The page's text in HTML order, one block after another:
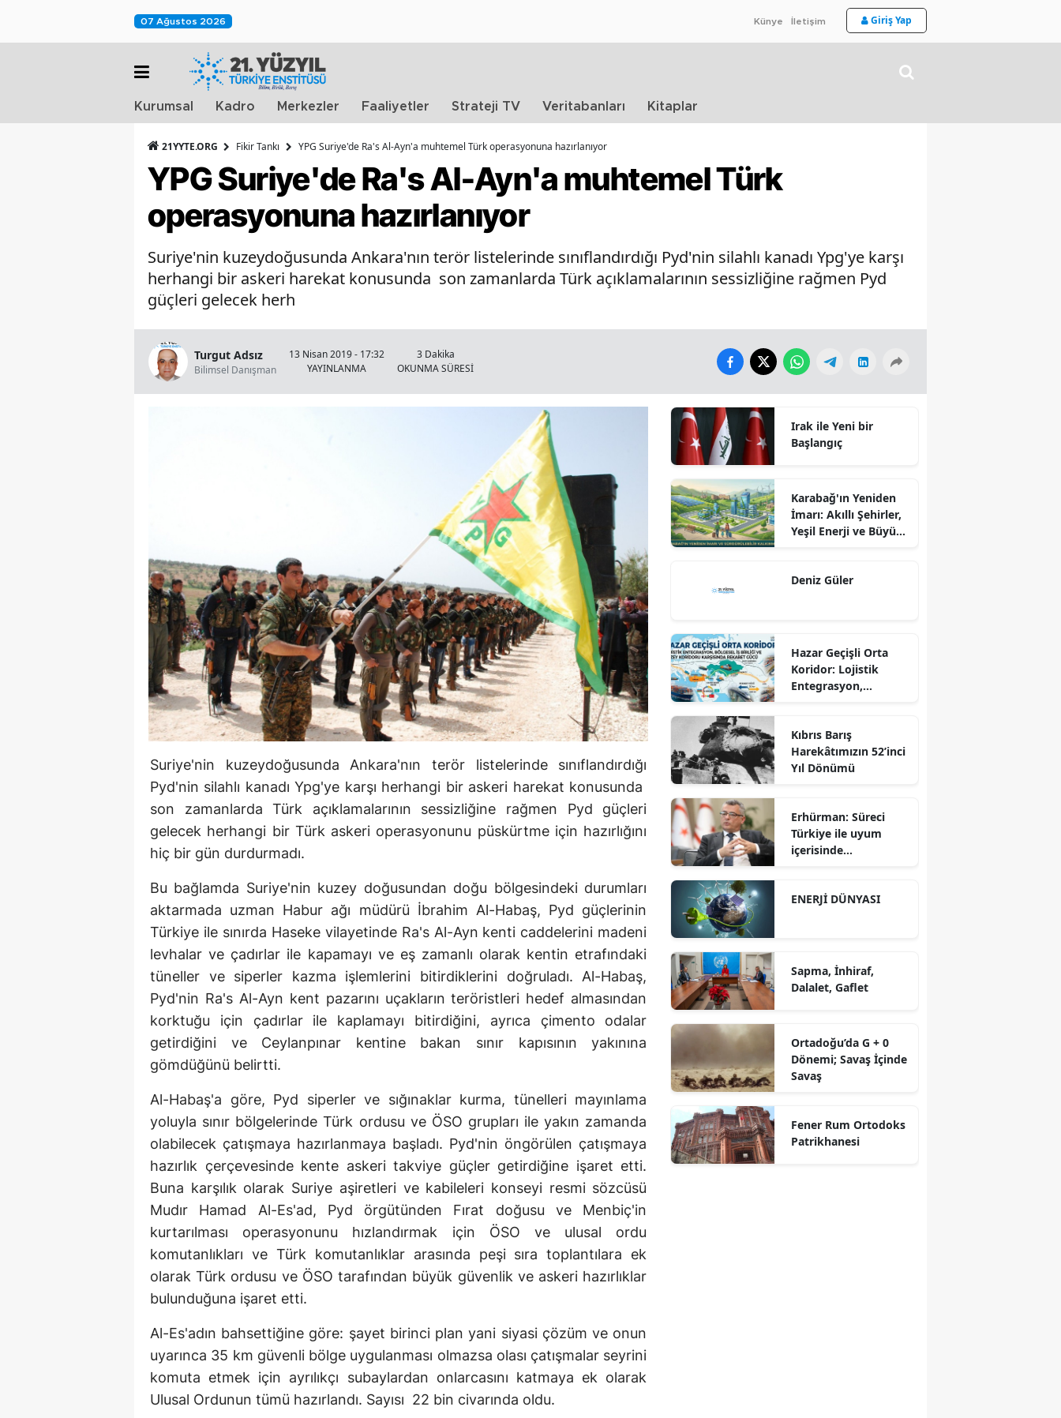
07 Ağustos 2026 Künye İletişim Giriş Yap
Kurumsal Kadro Merkezler Faaliyetler Strateji TV Veritabanları Kitaplar
21YYTE.ORG Fikir Tankı YPG Suriye'de Ra's Al-Ayn'a muhtemel Türk operasyonuna hazırlanıyor
YPG Suriye'de Ra's Al-Ayn'a muhtemel Türk
operasyonuna hazırlanıyor
Suriye'nin kuzeydoğusunda Ankara'nın terör listelerinde sınıflandırdığı Pyd'nin silahlı kanadı Ypg'ye karşı
herhangi bir askeri harekat konusunda son zamanlarda Türk açıklamalarının sessizliğine rağmen Pyd
güçleri gelecek herh
Turgut Adsız
Bilimsel Danışman
13 Nisan 2019 - 17:32
YAYINLANMA
3 Dakika
OKUNMA SÜRESİ
Suriye'nin kuzeydoğusunda Ankara'nın terör listelerinde sınıflandırdığı
Pyd'nin silahlı kanadı Ypg'ye karşı herhangi bir askeri harekat konusunda
son zamanlarda Türk açıklamalarının sessizliğine rağmen Pyd güçleri
gelecek herhangi bir Türk askeri operasyonunu püskürtme için hazırlığını
hiç bir gün durdurmadı.
Bu bağlamda Suriye'nin kuzey doğusundan doğu bölgesindeki durumları
aktarmada uzman Habur ağı müdürü İbrahim Al-Habaş, Pyd güçlerinin
Türkiye ile sınırda Haseke vilayetinde Ra's Al-Ayn kenti caddelerini madeni
levhalar ve çadırlar ile kapamayı ve eş zamanlı olarak kentin etrafındaki
tüneller ve siperler kazma işlemlerini bitirdiklerini doğruladı. Al-Habaş,
Pyd'nin Ra's Al-Ayn kent pazarını uçakların teröristleri hedef almasından
korktuğu için çadırlar ile kaplamayı bitirdiğini, ayrıca çimento odalar
getirdiğini ve Ceylanpınar kentine bakan sınır kapısının yakınına
gömdüğünü belirtti.
Al-Habaş'a göre, Pyd siperler ve sığınaklar kurma, tünelleri mayınlama
yoluyla sınır bölgelerinde Türk ordusu ve ÖSO grupları ile yakın zamanda
olabilecek çatışmaya hazırlanmaya başladı. Pyd'nin öngörülen çatışmaya
hazırlık çerçevesinde kente askeri takviye güçler getirdiğine işaret etti.
Buna karşılık olarak Suriye aşiretleri ve kabileleri konseyi resmi sözcüsü
Mudır Hamad Al-Es'ad, Pyd örgütünden Fırat doğusu ve Menbiç'in
kurtarılması operasyonunu hızlandırmak için ÖSO ve ulusal ordu
komutanlıkları ve Türk komutanlıklar arasında peşi sıra toplantılara ek
olarak Türk ordusu ve ÖSO tarafından büyük güvenlik ve askeri hazırlıklar
bulunduğuna işaret etti.
Al-Es'adın bahsettiğine göre: şayet birinci plan yani siyasi çözüm ve onun
uyarınca 35 km güvenli bölge uygulanması olmazsa olası çatışmalar seyrini
komuta etmek için ayrılıkçı subaylardan onlarcasını katmaya ek olarak
Ulusal Ordunun tümü hazırlandı. Sayısı 22 bin civarında oldu.
Irak ile Yeni bir
Başlangıç
Karabağ'ın Yeniden
İmarı: Akıllı Şehirler,
Yeşil Enerji ve Büyük
Sürdürülebilir
Deniz Güler
Hazar Geçişli Orta
Koridor: Lojistik
Entegrasyon,
Karşısında Rekabet
Gücü
Kıbrıs Barış
Harekâtımızın 52’inci
Yıl Dönümü
Erhürman: Süreci
Türkiye ile uyum
içerisinde
ENERJİ DÜNYASI
Sapma, İnhiraf,
Dalalet, Gaflet
Ortadoğu’da G + 0
Dönemi; Savaş İçinde
Savaş
Fener Rum Ortodoks
Patrikhanesi